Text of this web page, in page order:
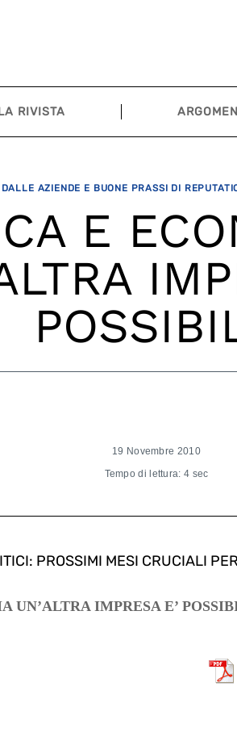
RIVISTA
AZIENDE E BUONE PRASSI DI
E
19 Novembre 2010
Tempo di lettura: 4 sec
PROSSIMI MESI CRUCIALI
UN’ALTRA IMPRESA E’